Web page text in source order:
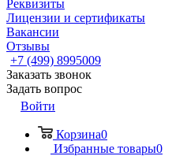
Реквизиты
Лицензии и сертификаты
Вакансии
Отзывы
+7 (499) 8995009
Заказать звонок
Задать вопрос
Войти
Корзина0
Избранные товары0